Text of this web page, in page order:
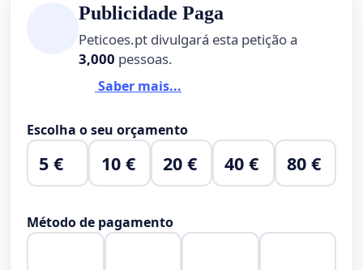
Publicidade Paga
Peticoes.pt divulgará esta petição a
3,000 pessoas.
Saber mais...
Escolha o seu orçamento
5 € 10 € 20 € 40 € 80 €
Método de pagamento